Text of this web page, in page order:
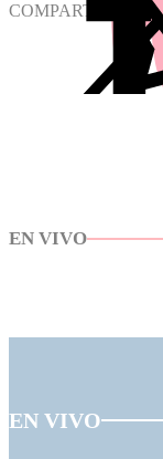
COMPARTIR
EN VIVO
EN VIVO